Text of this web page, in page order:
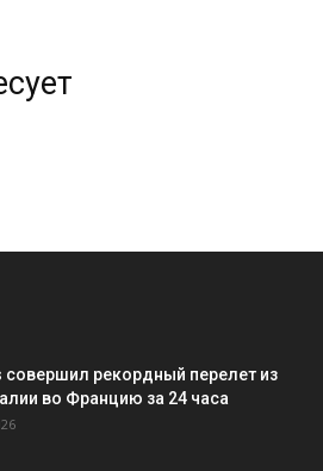
совершил рекордный перелет из
во Францию за 24 часа